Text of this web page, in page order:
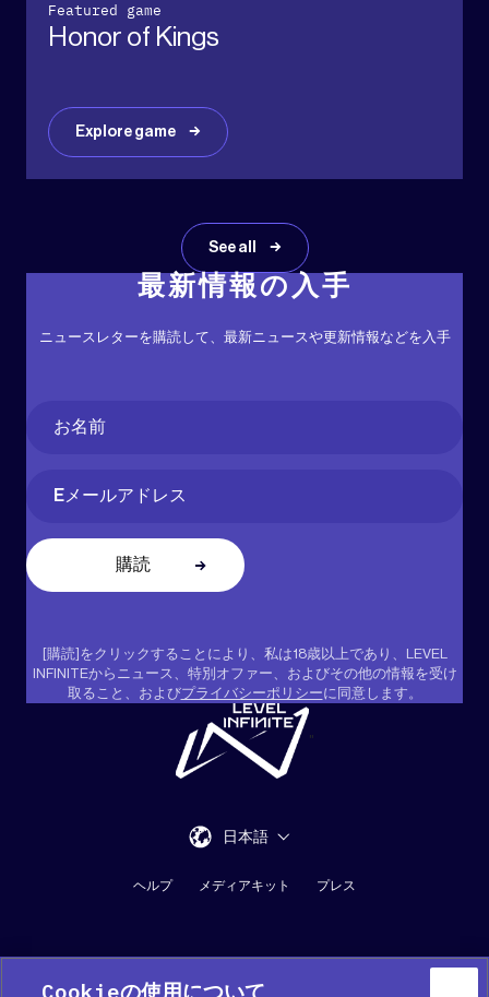
Featured game
Honor of Kings
Explore game
See all
最新情報の入手
ニュースレターを購読して、最新ニュースや更新情報などを入手
Name(必
[購読]をクリックすることにより、私は18歳以上であり、LEVEL
INFINITEからニュース、特別オファー、およびその他の情報を受け
取ること、およびプライバシーポリシーに同意します。
ヘルプ メディアキット プレス
"
日本語
Cookieの使用について